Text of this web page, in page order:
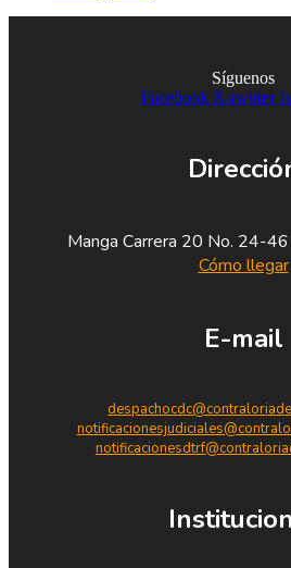
Síguenos
Facebook X-twitter
Manga Carrera 20 No. 24-
Cómo llegar
E-mail